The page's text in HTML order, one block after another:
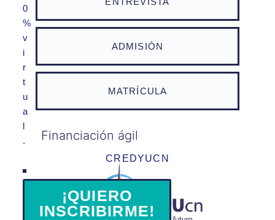
ADMISIÓN
MATRÍCULA
Financiación ágil
CREDYUCN
0
%
v
i
r
t
u
a
l
.
¡QUIERO
INSCRIBIRME!